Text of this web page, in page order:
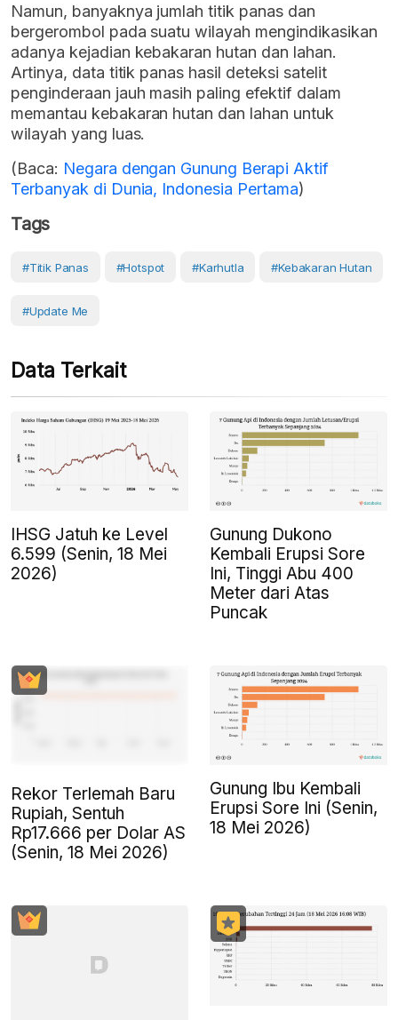
Namun, banyaknya jumlah titik panas dan
bergerombol pada suatu wilayah mengindikasikan
adanya kejadian kebakaran hutan dan lahan.
Artinya, data titik panas hasil deteksi satelit
penginderaan jauh masih paling efektif dalam
memantau kebakaran hutan dan lahan untuk
wilayah yang luas.
(Baca: Negara dengan Gunung Berapi Aktif
Terbanyak di Dunia, Indonesia Pertama)
Tags
#Titik Panas #hotspot #karhutla #Kebakaran Hutan
#Update Me
Data Terkait
IHSG Jatuh ke Level
6.599 (Senin, 18 Mei
2026)
Gunung Dukono
Kembali Erupsi Sore
Ini, Tinggi Abu 400
Meter dari Atas
Puncak
Rekor Terlemah Baru
Rupiah, Sentuh
Rp17.666 per Dolar AS
(Senin, 18 Mei 2026)
Gunung Ibu Kembali
Erupsi Sore Ini (Senin,
18 Mei 2026)